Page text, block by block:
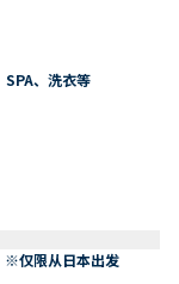
、洗衣等
※仅限从日本出发